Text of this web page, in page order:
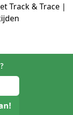
Track & Trace |